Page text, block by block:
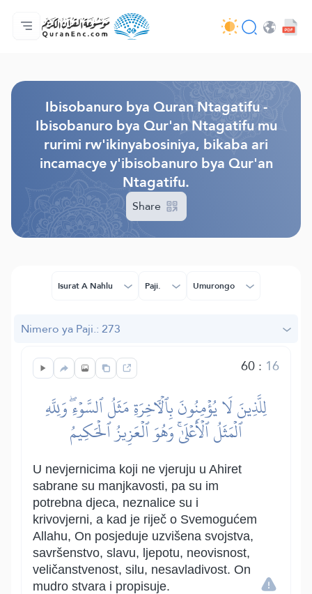
Ahabanza.
Ishakiro ry'ibisobanuro
Audio
Serivisi z'abakora amavugurura. - API
Ibijyanye n'umushinga.
Twandikire.
Ururimi.
Ibisobanuro bya Quran Ntagatifu -
Ibisobanuro bya Qur'an Ntagatifu mu
rurimi rw'ikinyabosiniya, bikaba ari
incamacye y'ibisobanuro bya Qur'an
Ntagatifu.
Share
Isurat A Nahlu Paji. Umurongo
Nimero ya Paji.: 273
60: 16
لِلَّذِينَ لَا يُؤۡمِنُونَ بِٱلۡأٓخِرَةِ مَثَلُ ٱلسَّوۡءِۖ وَلِلَّهِ
ٱلۡمَثَلُ ٱلۡأَعۡلَىٰۚ وَهُوَ ٱلۡعَزِيزُ ٱلۡحَكِيمُ
U nevjernicima koji ne vjeruju u Ahiret
sabrane su manjkavosti, pa su im
potrebna djeca, neznalice su i
krivovjerni, a kad je riječ o Svemogućem
Allahu, On posjeduje uzvišena svojstva,
savršenstvo, slavu, ljepotu, neovisnost,
veličanstvenost, silu, nesavladivost. On
mudro stvara i propisuje.